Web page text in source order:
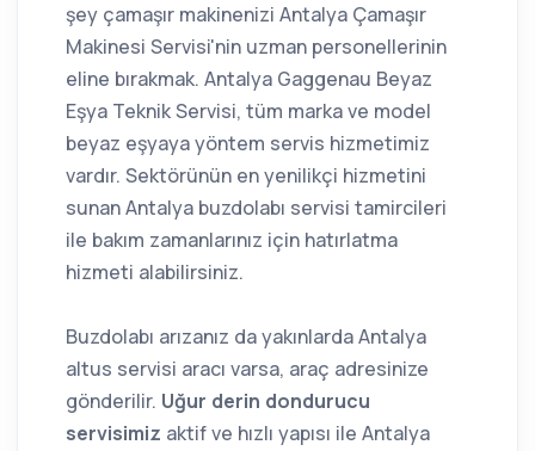
şey çamaşır makinenizi Antalya Çamaşır
Makinesi Servisi'nin uzman personellerinin
eline bırakmak. Antalya Gaggenau Beyaz
Eşya Teknik Servisi, tüm marka ve model
beyaz eşyaya yöntem servis hizmetimiz
vardır. Sektörünün en yenilikçi hizmetini
sunan Antalya buzdolabı servisi tamircileri
ile bakım zamanlarınız için hatırlatma
hizmeti alabilirsiniz.
Buzdolabı arızanız da yakınlarda Antalya
altus servisi aracı varsa, araç adresinize
gönderilir. Uğur derin dondurucu
servisimiz aktif ve hızlı yapısı ile Antalya